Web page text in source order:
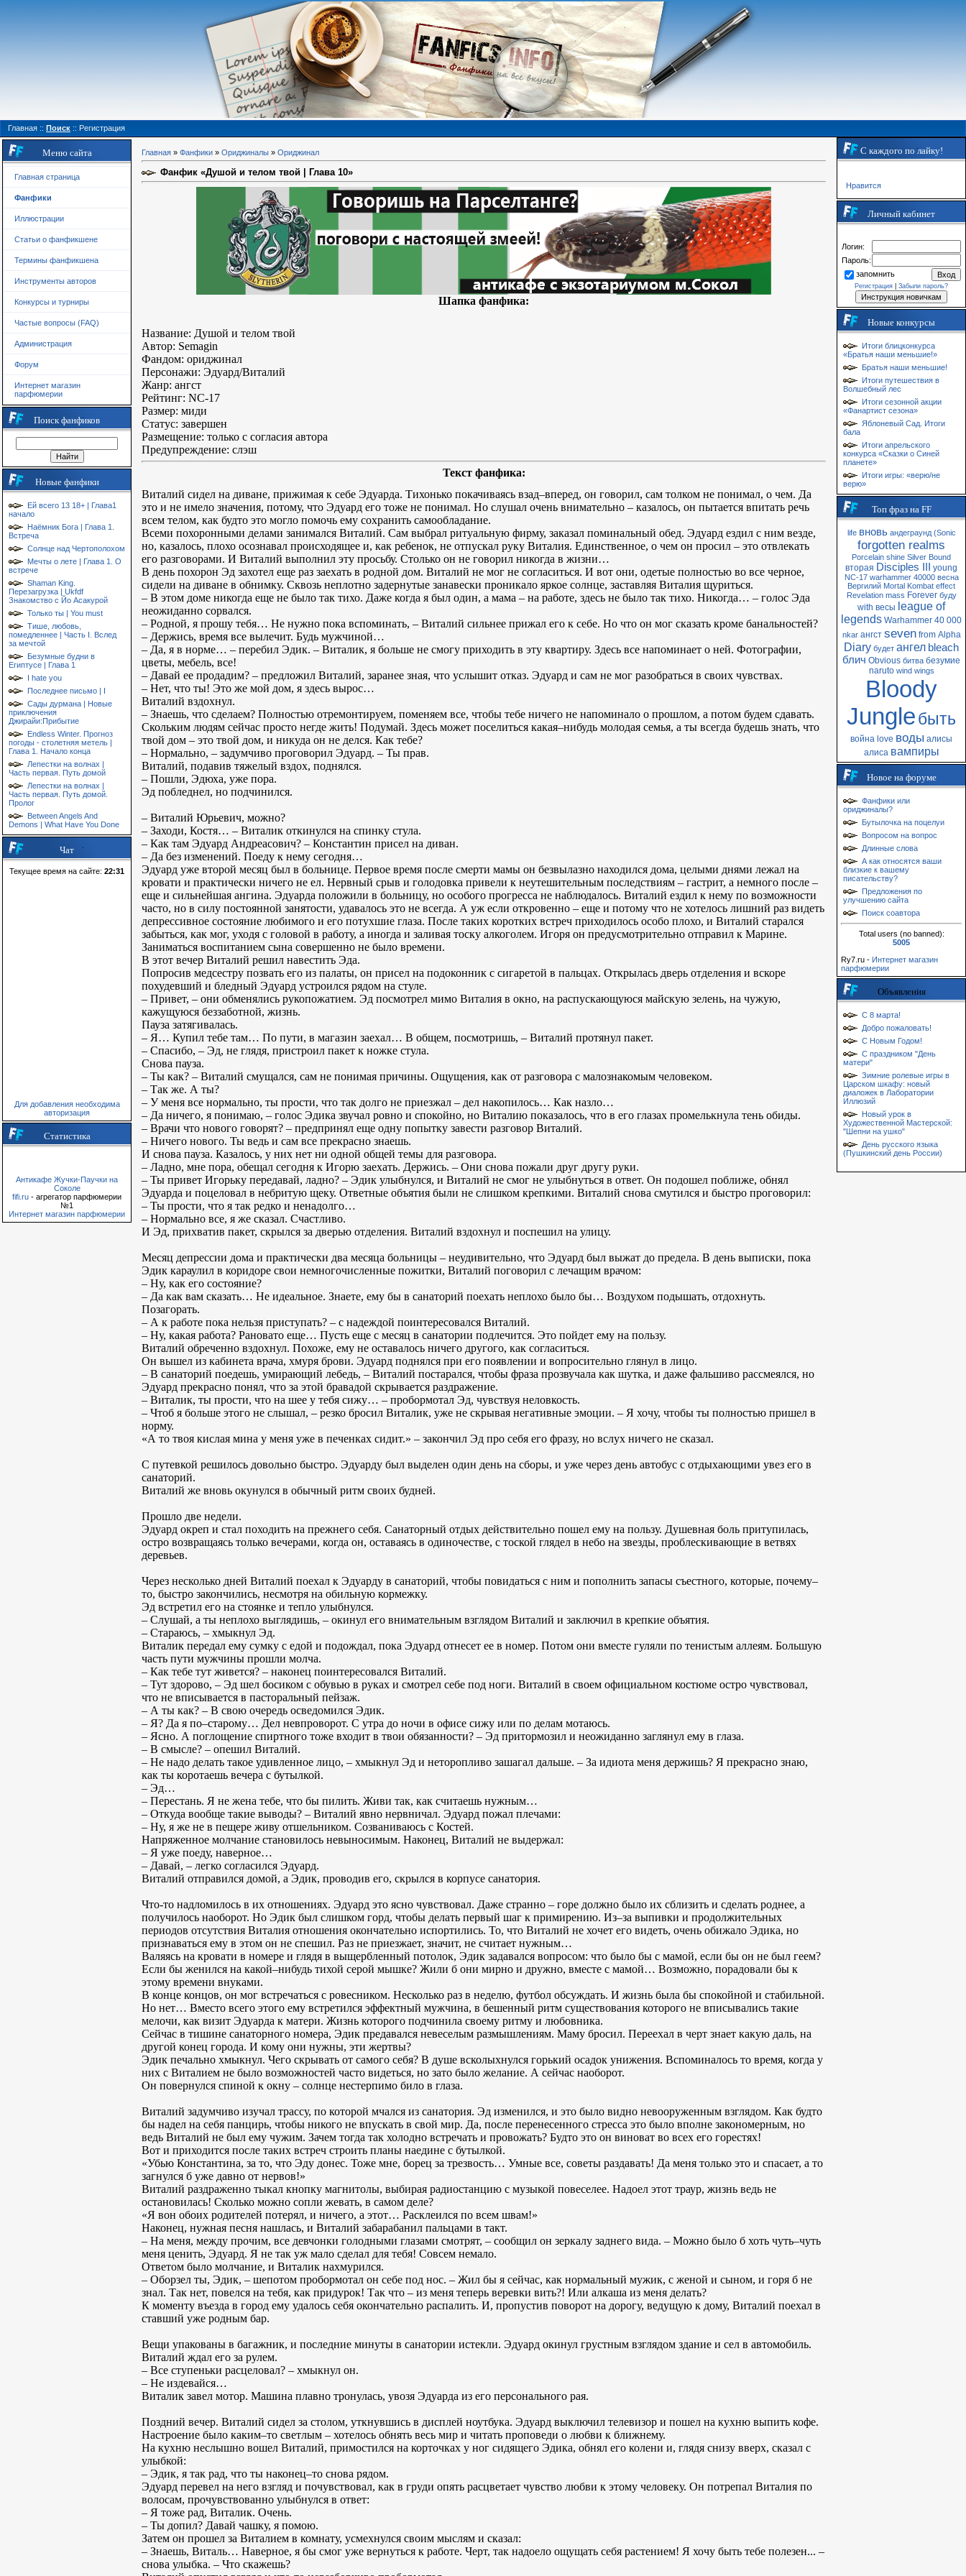
Главная :: Поиск :: Регистрация
Меню сайта
Главная страница
Фанфики
Иллюстрации
Статьи о фанфикшене
Термины фанфикшена
Инструменты авторов
Конкурсы и турниры
Частые вопросы (FAQ)
Администрация
Форум
Интернет магазин
парфюмерии
Поиск фанфиков
Новые фанфики
Ей всего 13 18+ | Глава1
начало
Наёмник Бога | Глава 1.
Встреча
Солнце над Чертополохом
Мечты о лете | Глава 1. О
встрече
Shaman King.
Перезагрузка | Ukfdf
Знакомство с Йо Асакурой
Только ты | You must
Тише, любовь,
помедленнее | Часть I. Вслед
за мечтой
Безумные будни в
Египтусе | Глава 1
I hate you
Последнее письмо | I
Сады дурмана | Новые
приключения
Джирайи:Прибытие
Endless Winter. Прогноз
погоды - столетняя метель |
Глава 1. Начало конца
Лепестки на волнах |
Часть первая. Путь домой
Лепестки на волнах |
Часть первая. Путь домой.
Пролог
Between Angels And
Demons | What Have You Done
Чат
Текущее время на сайте: 22:31
Для добавления необходима
авторизация
Статистика
Антикафе Жучки-Паучки на
Соколе
fifi.ru - агрегатор парфюмерии
№1
Интернет магазин парфюмерии
Главная » Фанфики » Ориджиналы » Ориджинал
Фанфик «Душой и телом твой | Глава 10»
Шапка фанфика:
Название: Душой и телом твой
Автор: Semagin
Фандом: ориджинал
Персонажи: Эдуард/Виталий
Жанр: ангст
Рейтинг: NC-17
Размер: миди
Статус: завершен
Размещение: только с согласия автора
Предупреждение: слэш
Текст фанфика:
Виталий сидел на диване, прижимая к себе Эдуарда. Тихонько покачиваясь взад–вперед, он говорил, сам толком не понимал, о чем. Да
это и не имело значения, потому, что Эдуард его тоже не понимал. Но слушал очень внимательно – казалось, он пытается впитать речь
всем телом, как будто это могло помочь ему сохранить самообладание.
Всеми похоронными делами занимался Виталий. Сам выбрал ритуальную фирму, заказал поминальный обед. Эдуард ездил с ним везде,
но, казалось, плохо осознавал происходящее и, как ребенок, не отпускал руку Виталия. Единственное, о чем он просил – это отвлекать
его разговорами. И Виталий выполнил эту просьбу. Столько он не говорил никогда в жизни…
В день похорон Эд захотел еще раз заехать в родной дом. Виталий не мог не согласиться. И вот они, одетые полностью во все черное,
сидели на диване в обнимку. Сквозь неплотно задернутые занавески проникало яркое солнце, заставляя Виталия щуриться.
– В этом доме никогда еще не было так тихо. Даже когда я был один, а мама – на работе, здесь не было так тихо. Никогда… – голос Эда
неожиданно сорвался.
– Родной, я прошу тебя… Не нужно пока вспоминать, – Виталий сильнее прижал его к себе. Но что он мог сказать кроме банальностей?
– Держись, время все вылечит. Будь мужчиной…
– Да, я в норме… – перебил Эдик. – Виталик, я больше не смогу приходить в эту квартиру. Здесь все напоминает о ней. Фотографии,
цветы, мебель, все!
– Давай ее продадим? – предложил Виталий, заранее зная, что услышит отказ. Эдуард и сам не мог разобраться в своих чувствах.
– Нет, что ты! Это же мой дом, я здесь вырос…
Виталий вздохнул.
– Знаешь, что сделаем? Полностью отремонтируем, поменяем все, чтобы тебе ничего не напоминало о прошлом, а потом будем сдавать.
Скольким людям сейчас просто негде жить! Подумай. Здесь может поселиться какая–нибудь молодая семья, а ты всегда будешь знать, что
твой дом – это твой дом, и никуда он не делся. Как тебе?
– Нормально, – задумчиво проговорил Эдуард. – Ты прав.
Виталий, подавив тяжелый вздох, поднялся.
– Пошли, Эдюха, уже пора.
Эд побледнел, но подчинился.
– Виталий Юрьевич, можно?
– Заходи, Костя… – Виталик откинулся на спинку стула.
– Как там Эдуард Андреасович? – Константин присел на диван.
– Да без изменений. Поеду к нему сегодня…
Эдуард уже второй месяц был в больнице. Первое время после смерти мамы он безвылазно находился дома, целыми днями лежал на
кровати и практически ничего не ел. Нервный срыв и голодовка привели к неутешительным последствиям – гастрит, а немного после –
еще и сильнейшая ангина. Эдуарда положили в больницу, но особого прогресса не наблюдалось. Виталий ездил к нему по возможности
часто, но в силу постоянной занятости, удавалось это не всегда. А уж если откровенно – еще и потому что не хотелось лишний раз видеть
депрессивное состояние любимого и его потухшие глаза. После таких коротких встреч приходилось особо плохо, и Виталий старался
забыться, как мог, уходя с головой в работу, а иногда и заливая тоску алкоголем. Игоря он предусмотрительно отправил к Марине.
Заниматься воспитанием сына совершенно не было времени.
В этот вечер Виталий решил навестить Эда.
Попросив медсестру позвать его из палаты, он присел на подоконник с сигаретой в пальцах. Открылась дверь отделения и вскоре
похудевший и бледный Эдуард устроился рядом на стуле.
– Привет, – они обменялись рукопожатием. Эд посмотрел мимо Виталия в окно, на распускающуюся майскую зелень, на чужую,
кажущуюся беззаботной, жизнь.
Пауза затягивалась.
– Я… Купил тебе там… По пути, в магазин заехал… В общем, посмотришь, – Виталий протянул пакет.
– Спасибо, – Эд, не глядя, пристроил пакет к ножке стула.
Снова пауза.
– Ты как? – Виталий смущался, сам не понимая причины. Ощущения, как от разговора с малознакомым человеком.
– Так же. А ты?
– У меня все нормально, ты прости, что так долго не приезжал – дел накопилось… Как назло…
– Да ничего, я понимаю, – голос Эдика звучал ровно и спокойно, но Виталию показалось, что в его глазах промелькнула тень обиды.
– Врачи что нового говорят? – предпринял еще одну попытку завести разговор Виталий.
– Ничего нового. Ты ведь и сам все прекрасно знаешь.
И снова пауза. Казалось, у них нет ни одной общей темы для разговора.
– Ладно, мне пора, обещал сегодня к Игорю заехать. Держись. – Они снова пожали друг другу руки.
– Ты привет Игорьку передавай, ладно? – Эдик улыбнулся, и Виталий не смог не улыбнуться в ответ. Он подошел поближе, обнял
Эдуарда и поцеловал в небритую щеку. Ответные объятия были не слишком крепкими. Виталий снова смутился и быстро проговорил:
– Ты прости, что я так редко и ненадолго…
– Нормально все, я же сказал. Счастливо.
И Эд, прихватив пакет, скрылся за дверью отделения. Виталий вздохнул и поспешил на улицу.
Месяц депрессии дома и практически два месяца больницы – неудивительно, что Эдуард был выжат до предела. В день выписки, пока
Эдик караулил в коридоре свои немногочисленные пожитки, Виталий поговорил с лечащим врачом:
– Ну, как его состояние?
– Да как вам сказать… Не идеальное. Знаете, ему бы в санаторий поехать неплохо было бы… Воздухом подышать, отдохнуть.
Позагорать.
– А к работе пока нельзя приступать? – с надеждой поинтересовался Виталий.
– Ну, какая работа? Рановато еще… Пусть еще с месяц в санатории подлечится. Это пойдет ему на пользу.
Виталий обреченно вздохнул. Похоже, ему не оставалось ничего другого, как согласиться.
Он вышел из кабинета врача, хмуря брови. Эдуард поднялся при его появлении и вопросительно глянул в лицо.
– В санаторий поедешь, умирающий лебедь, – Виталий постарался, чтобы фраза прозвучала как шутка, и даже фальшиво рассмеялся, но
Эдуард прекрасно понял, что за этой бравадой скрывается раздражение.
– Виталик, ты прости, что на шее у тебя сижу… – пробормотал Эд, чувствуя неловкость.
– Чтоб я больше этого не слышал, – резко бросил Виталик, уже не скрывая негативные эмоции. – Я хочу, чтобы ты полностью пришел в
норму.
«А то твоя кислая мина у меня уже в печенках сидит.» – закончил Эд про себя его фразу, но вслух ничего не сказал.
С путевкой решилось довольно быстро. Эдуарду был выделен один день на сборы, и уже через день автобус с отдыхающими увез его в
санаторий.
Виталий же вновь окунулся в обычный ритм своих будней.
Прошло две недели.
Эдуард окреп и стал походить на прежнего себя. Санаторный отдых действительно пошел ему на пользу. Душевная боль притупилась,
остро возвращаясь только вечерами, когда он, оставаясь в одиночестве, с тоской глядел в небо на звезды, проблескивающие в ветвях
деревьев.
Через несколько дней Виталий поехал к Эдуарду в санаторий, чтобы повидаться с ним и пополнить запасы съестного, которые, почему–
то, быстро закончились, несмотря на обильную кормежку.
Эд встретил его на стоянке и тепло улыбнулся.
– Слушай, а ты неплохо выглядишь, – окинул его внимательным взглядом Виталий и заключил в крепкие объятия.
– Стараюсь, – хмыкнул Эд.
Виталик передал ему сумку с едой и подождал, пока Эдуард отнесет ее в номер. Потом они вместе гуляли по тенистым аллеям. Большую
часть пути мужчины прошли молча.
– Как тебе тут живется? – наконец поинтересовался Виталий.
– Тут здорово, – Эд шел босиком с обувью в руках и смотрел себе под ноги. Виталий в своем официальном костюме остро чувствовал,
что не вписывается в пасторальный пейзаж.
– А ты как? – В свою очередь осведомился Эдик.
– Я? Да я по–старому… Дел невпроворот. С утра до ночи в офисе сижу или по делам мотаюсь.
– Ясно. А поглощение спиртного тоже входит в твои обязанности? – Эд притормозил и неожиданно заглянул ему в глаза.
– В смысле? – опешил Виталий.
– Не надо делать такое удивленное лицо, – хмыкнул Эд и неторопливо зашагал дальше. – За идиота меня держишь? Я прекрасно знаю,
как ты коротаешь вечера с бутылкой.
– Эд…
– Перестань. Я не жена тебе, что бы пилить. Живи так, как считаешь нужным…
– Откуда вообще такие выводы? – Виталий явно нервничал. Эдуард пожал плечами:
– Ну, я же не в пещере живу отшельником. Созваниваюсь с Костей.
Напряженное молчание становилось невыносимым. Наконец, Виталий не выдержал:
– Я уже поеду, наверное…
– Давай, – легко согласился Эдуард.
Виталий отправился домой, а Эдик, проводив его, скрылся в корпусе санатория.
Что-то надломилось в их отношениях. Эдуард это ясно чувствовал. Даже странно – горе должно было их сблизить и сделать роднее, а
получилось наоборот. Но Эдик был слишком горд, чтобы делать первый шаг к примирению. Из–за выпивки и продолжительных
периодов отсутствия Виталия отношения окончательно испортились. То, что Виталий не хочет его видеть, очень обижало Эдика, но
признаваться ему в этом он не спешил. Раз не приезжает, значит, не считает нужным…
Валяясь на кровати в номере и глядя в выщербленный потолок, Эдик задавался вопросом: что было бы с мамой, если бы он не был геем?
Если бы женился на какой–нибудь тихой серой мышке? Жили б они мирно и дружно, вместе с мамой… Возможно, порадовали бы к
этому времени внуками.
В конце концов, он мог встречаться с ровесником. Несколько раз в неделю, футбол обсуждать. И жизнь была бы спокойной и стабильной.
Но нет… Вместо всего этого ему встретился эффектный мужчина, в бешенный ритм существования которого не вписывались такие
мелочи, как визит Эдуарда к матери. Жизнь которого подчинила своему ритму и любовника.
Сейчас в тишине санаторного номера, Эдик предавался невеселым размышлениям. Маму бросил. Переехал в черт знает какую даль, на
другой конец города. И кому они нужны, эти жертвы?
Эдик печально хмыкнул. Чего скрывать от самого себя? В душе всколыхнулся горький осадок унижения. Вспоминалось то время, когда у
них с Виталием не было возможностей часто видеться, но зато было желание. А сейчас наоборот.
Он повернулся спиной к окну – солнце нестерпимо било в глаза.
Виталий задумчиво изучал трассу, по которой мчался из санатория. Эд изменился, и это было видно невооруженным взглядом. Как будто
бы надел на себя панцирь, чтобы никого не впускать в свой мир. Да, после перенесенного стресса это было вполне закономерным, но
ведь Виталий не был ему чужим. Зачем тогда так холодно встречать и провожать? Будто это он виноват во всех его горестях!
Вот и приходится после таких встреч строить планы наедине с бутылкой.
«Убью Константина, за то, что Эду донес. Тоже мне, борец за трезвость… Умные все, советы раздавать! Да меня только это и спасает, а то
загнулся б уже давно от нервов!»
Виталий раздраженно тыкал кнопку магнитолы, выбирая радиостанцию с музыкой повеселее. Надоел этот траур, жизнь ведь не
остановилась! Сколько можно сопли жевать, в самом деле?
«Я вон обоих родителей потерял, и ничего, а этот… Расклеился по всем швам!»
Наконец, нужная песня нашлась, и Виталий забарабанил пальцами в такт.
– На меня, между прочим, все девчонки голодными глазами смотрят, – сообщил он зеркалу заднего вида. – Можно было б хоть чуть–чуть
меня ценить, Эдуард. Я не так уж мало сделал для тебя! Совсем немало.
Ответом было молчание, и Виталик нахмурился.
– Оборзел ты, Эдик, – шепотом пробормотал он себе под нос. – Жил бы я сейчас, как нормальный мужик, с женой и сыном, и горя б не
знал. Так нет, повелся на тебя, как придурок! Так что – из меня теперь веревки вить?! Или алкаша из меня делать?
К моменту въезда в город ему удалось себя окончательно распалить. И, пропустив поворот на дорогу, ведущую к дому, Виталий поехал в
ставший уже родным бар.
Вещи упакованы в багажник, и последние минуты в санатории истекли. Эдуард окинул грустным взглядом здание и сел в автомобиль.
Виталий ждал его за рулем.
– Все ступеньки расцеловал? – хмыкнул он.
– Не издевайся…
Виталик завел мотор. Машина плавно тронулась, увозя Эдуарда из его персонального рая.
Поздний вечер. Виталий сидел за столом, уткнувшись в дисплей ноутбука. Эдуард выключил телевизор и пошел на кухню выпить кофе.
Настроение было каким–то светлым – хотелось обнять весь мир и читать проповеди о любви к ближнему.
На кухню неслышно вошел Виталий, примостился на корточках у ног сидящего Эдика, обнял его колени и, глядя снизу вверх, сказал с
улыбкой:
– Эдик, я так рад, что ты наконец–то снова рядом.
Эдуард перевел на него взгляд и почувствовал, как в груди опять расцветает чувство любви к этому человеку. Он потрепал Виталия по
волосам, прочувствованно улыбнулся в ответ:
– Я тоже рад, Виталик. Очень.
– Ты допил? Давай чашку, я помою.
Затем он прошел за Виталием в комнату, усмехнулся своим мыслям и сказал:
– Знаешь, Виталь… Наверное, я бы смог уже вернуться к работе. Черт, так надоело ощущать себя растением! Я хочу быть тебе полезен... –
снова улыбка. – Что скажешь?
С каждого по лайку!
Нравится
Личный кабинет
Логин:
Пароль:
запомнить
Регистрация Забыли пароль?
Новые конкурсы
Итоги блицконкурса
«Братья наши меньшие!»
Братья наши меньшие!
Итоги путешествия в
Волшебный лес
Итоги сезонной акции
«Фанартист сезона»
Яблоневый Сад. Итоги
бала
Итоги апрельского
конкурса «Сказки о Синей
планете»
Итоги игры: «верю/не
верю»
Топ фраз на FF
life вновь андеграунд (Sonic
forgotten realms
Porcelain shine Silver Bound
вторая Disciples III young
NC-17 warhammer 40000 весна
Вергилий Mortal Kombat effect
Revelation mass Forever буду
with весы league of
legends Warhammer 40 000
nkar ангст seven from Alpha
Diary будет ангел bleach
блич Obvious битва безумие
naruto wind wings
Bloody
Jungleбыть
война love воды алисы
алиса вампиры
Новое на форуме
Фанфики или
ориджиналы?
Бутылочка на поцелуи
Вопросом на вопрос
Длинные слова
А как относятся ваши
близкие к вашему
писательству?
Предложения по
улучшению сайта
Поиск соавтора
Total users (no banned):
5005
Ry7.ru - Интернет магазин
парфюмерии
Объявления
С 8 марта!
Добро пожаловать!
С Новым Годом!
С праздником "День
матери"
Зимние ролевые игры в
Царском шкафу: новый
диаложек в Лаборатории
Иллюзий
Новый урок в
Художественной Мастерской:
"Шепни на ушко"
День русского языка
(Пушкинский день России)